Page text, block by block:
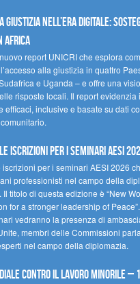
giustizia nell’era digitale:
Africa
report UNICRI che esplora
alla giustizia in quattro
e Uganda – e offre una
risposte locali. Il report evidenzia
efficaci, inclusive e basate su dati
iscrizioni per i seminari AESI
per i seminari AESI 2026
professionisti nel campo della
titolo di questa edizione è “New
for a stronger leadership of Peace”.
vedranno la presenza di
membri delle Commissioni
nel campo della diplomazia.
contro il lavoro minorile –